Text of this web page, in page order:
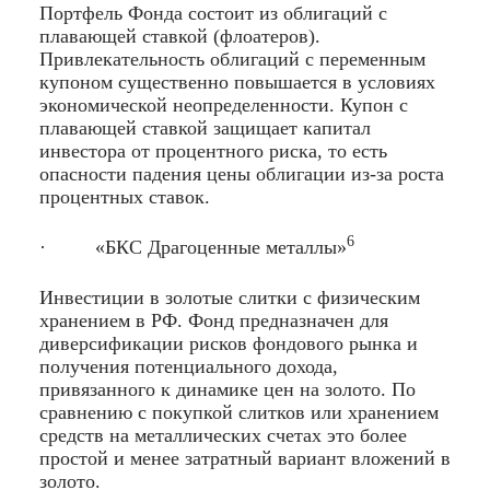
Портфель Фонда состоит из облигаций с
плавающей ставкой (флоатеров).
Привлекательность облигаций с переменным
купоном существенно повышается в условиях
экономической неопределенности. Купон с
плавающей ставкой защищает капитал
инвестора от процентного риска, то есть
опасности падения цены облигации из-за роста
процентных ставок.
· «БКС Драгоценные металлы»6
Инвестиции в золотые слитки с физическим
хранением в РФ. Фонд предназначен для
диверсификации рисков фондового рынка и
получения потенциального дохода,
привязанного к динамике цен на золото. По
сравнению с покупкой слитков или хранением
средств на металлических счетах это более
простой и менее затратный вариант вложений в
золото.